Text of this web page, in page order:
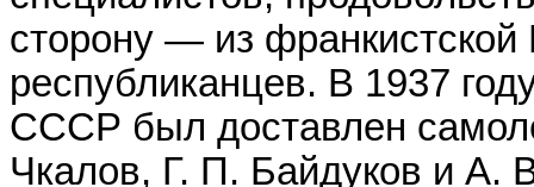
сторону — из
республиканцев. В 1937
СССР был доставлен
Чкалов, Г. П. Байдуков и А.